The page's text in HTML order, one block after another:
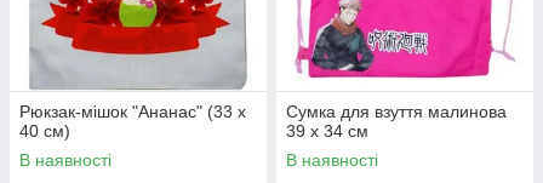
Рюкзак-мішок "Ананас" (33 х
40 см)
В наявності
Сумка для взуття малинова
39 х 34 см
В наявності